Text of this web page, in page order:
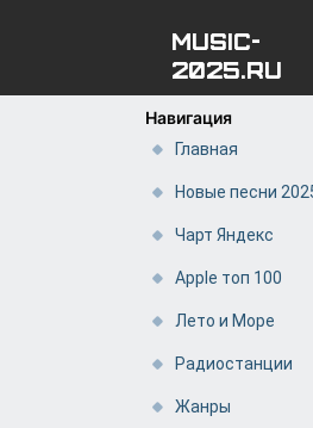
MUSIC-
2025.RU
Навигация
Главная
Новые песни
Чарт Яндекс
Apple топ 100
Лето и Море
Радиостанции
Жанры